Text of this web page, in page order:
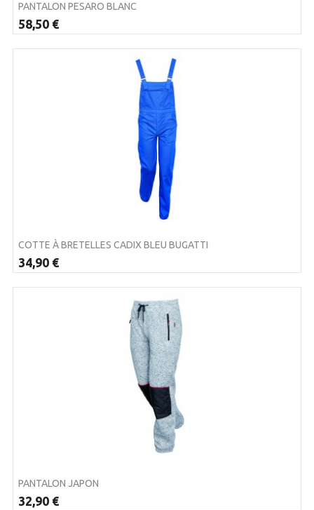
PANTALON PESARO BLANC
58,50 €
COTTE À BRETELLES CADIX BLEU BUGATTI
34,90 €
PANTALON JAPON
32,90 €